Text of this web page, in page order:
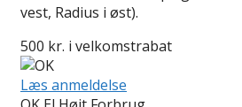
vest, Radius i øst).
500 kr. i velkomstrabat
Læs anmeldelse